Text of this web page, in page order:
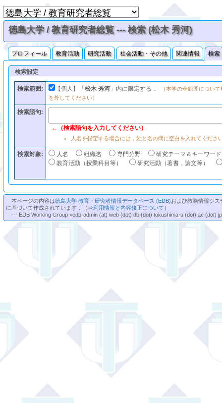
徳島大学 / 教育研究者総覧 --- 検索 (松木 秀河)
プロフィール 教育活動 研究活動 社会活動・その他 関連情報 検索
検索設定
検索範囲: 【個人】「 松木 秀河」内に限定する．
（本学の全範囲につい
を外してください）
検索語句:
←（検索語句を入力してください）
人名を指定する場合には，姓と名の間に空白を入れてくださ
検索対象: 人名 組織名 専門分野
研究テーマ＆キーワード
教育活動（授業科目等）
研究活動（著書，論文等）
本ページの内容は徳島大学 教育・研究者情報データベース (EDB)および教務情報シ
に基づいて作成されています．（⇒利用情報と内容修正について ）
--- EDB Working Group <edb-admin (at) web (dot) db (dot) tokushima-u (dot) ac (dot)